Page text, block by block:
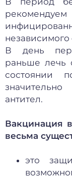
независимого
В день
раньше лечь
состоянии
антител.
Вакцинация
весьма
это